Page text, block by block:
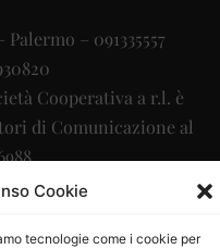
Cookie
tecnologie come i cookie per
– 091335557
Cooperativa a r.l. è
di Comunicazione al
– info@ladigitale.it